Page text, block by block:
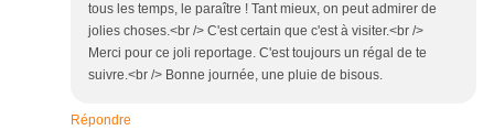
tous les temps, le paraître ! Tant mieux, on peut admirer de
jolies choses.<br /> C'est certain que c'est à visiter.<br />
Merci pour ce joli reportage. C'est toujours un régal de te
suivre.<br /> Bonne journée, une pluie de bisous.
Répondre